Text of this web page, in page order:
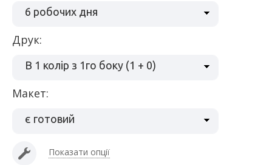
6 робочих дня
Друк:
В 1 колір з 1го боку (1 + 0)
макет:
є готовий
Показати опції